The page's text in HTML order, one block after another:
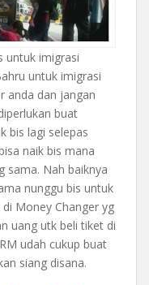
untuk imigrasi
untuk imigrasi
anda dan jangan
buat
bis lagi selepas
naik bis mana
sama. Nah baiknya
nunggu bis untuk
Money Changer yg
uang utk beli tiket di
udah cukup buat
siang disana.